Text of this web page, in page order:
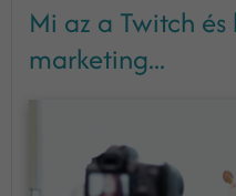
Mi az a Twitch
marketing...